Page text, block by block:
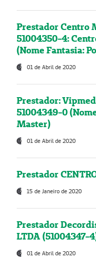
Prestador Centro
51004350-4:
(Nome Fantasia:
01 de Abril de 2020
Prestador:
51004349-0
Master)
01 de Abril de 2020
Prestador
15 de Janeiro de 2020
Prestador
LTDA (51004347-
01 de Abril de 2020